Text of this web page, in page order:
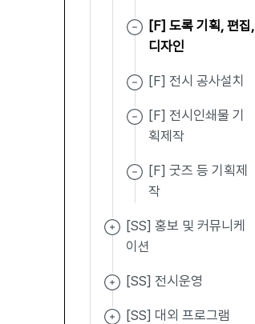
[F] 도록 기획, 편집,
디자인
[F] 전시 공사설치
[F] 전시인쇄물 기
획제작
[F] 굿즈 등 기획제
작
[SS] 홍보 및 커뮤니케
이션
[SS] 전시운영
[SS] 대외 프로그램